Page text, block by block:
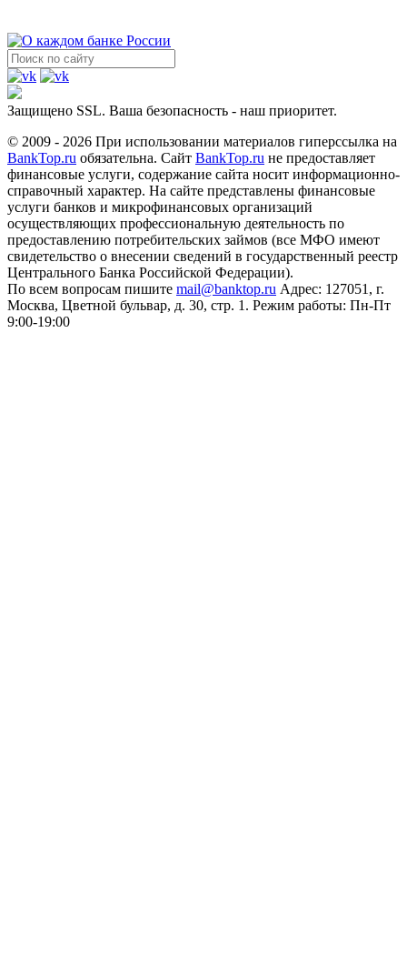
Защищено SSL. Ваша безопасность - наш приоритет.
© 2009 - 2026 При использовании материалов гиперссылка на
BankTop.ru обязательна. Сайт BankTop.ru не предоставляет
финансовые услуги, содержание сайта носит информационно-
справочный характер. На сайте представлены финансовые
услуги банков и микрофинансовых организаций
осуществляющих профессиональную деятельность по
предоставлению потребительских займов (все МФО имеют
свидетельство о внесении сведений в государственный реестр
Центрального Банка Российской Федерации).
По всем вопросам пишите mail@banktop.ru Адрес: 127051, г.
Москва, Цветной бульвар, д. 30, стр. 1. Режим работы: Пн-Пт
9:00-19:00